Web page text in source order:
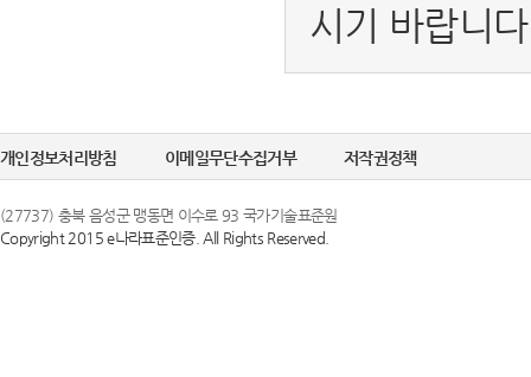
시기 바랍니
개인정보처리방침 이메일무단수집거부 저작권정책
(27737) 충북 음성군 맹동면 이수로 93 국가기술표준원
Copyright 2015 e나라표준인증. All Rights Reserved.